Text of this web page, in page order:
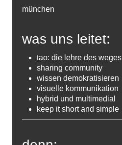
münchen
was uns leitet:
tao: die lehre des weges
sharing community
wissen demokratisieren
visuelle kommunikation
hybrid und multimedial
keep it short and simple